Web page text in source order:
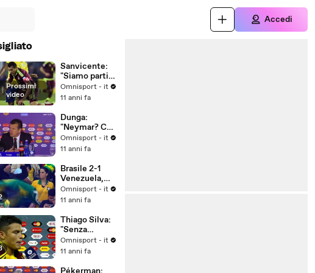
Accedi
| Prossimi
video
Sanvicente:
"Siamo partiti
male"
Omnisport - it
11 anni fa
Dunga:
"Neymar? Ce
ne faremo una
ragione"
Omnisport - it
11 anni fa
Brasile 2-1
Venezuela,
gruppo C
Omnisport - it
11 anni fa
Thiago Silva:
"Senza
Neymar
decisivo il
Omnisport - it
11 anni fa